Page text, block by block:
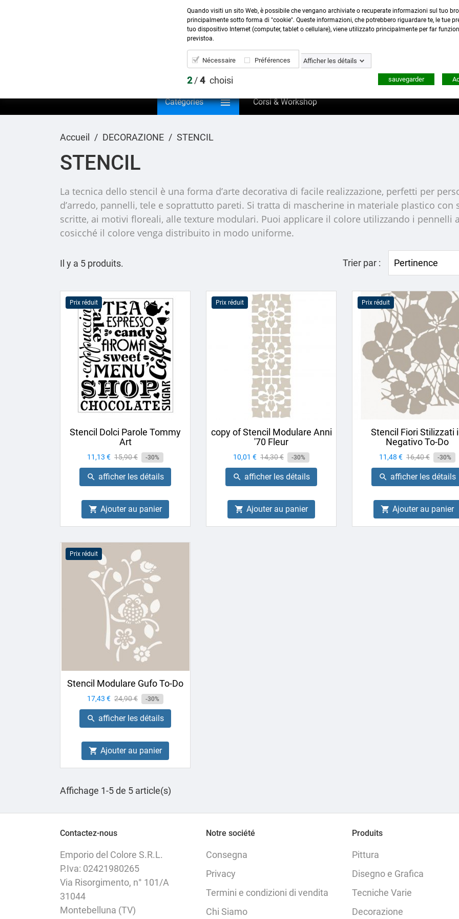
Contattaci:0423 22765- 345 8167305 -
Spese di spedizione GRATUITE per spese superiori ai €
Catégories  Corsi & Workshop
Accueil DECORAZIONE STENCIL
STENCIL
La tecnica dello stencil è una forma d’arte decorativa di facile realizzazione, perfetti per
d’arredo, pannelli, tele e soprattutto pareti. Si tratta di mascherine in materiale plastico
scritte, ai motivi floreali, alle texture modulari. Puoi applicare il colore utilizzando i pennelli
cosicché il colore venga distribuito in modo uniforme.
Il y a 5 produits. Trier par : Pertinence
Prix réduit
Stencil Dolci Parole Tommy
Art
Prix
11,13 € Prix
de
base
15,90 € -30%
 afficher les détails
 Ajouter au panier
Prix réduit
copy of Stencil Modulare Anni
'70 Fleur
Prix
10,01 € Prix
de
base
14,30 € -30%
 afficher les détails
 Ajouter au panier
Prix réduit
Stencil Fiori Stilizzati
Negativo To-Do
Prix
11,48 € Prix
de
base
16,40 € -30%
 afficher les détails
 Ajouter au panier
Prix réduit
Stencil Modulare Gufo To-Do
Prix
17,43 € Prix
de
base
24,90 € -30%
 afficher les détails
 Ajouter au panier
Affichage 1-5 de 5 article(s)
Contactez-nous
Emporio del Colore S.R.L.
P.Iva: 02421980265
Via Risorgimento, n° 101/A
31044
Montebelluna (TV)
Notre société
Consegna
Privacy
Termini e condizioni di vendita
Chi Siamo
Produits
Pittura
Disegno e Grafica
Tecniche Varie
Decorazione
Quando visiti un sito Web, è possibile che vengano archiviate o recuperate informazioni sul tuo
principalmente sotto forma di "cookie". Queste informazioni, che potrebbero riguardare te, le tue
tuo dispositivo Internet (computer, tablet o cellulare), viene utilizzato principalmente per far
previstoa.
Nécessaire Préférences Afficher les détails
2/4 choisi sauvegarder